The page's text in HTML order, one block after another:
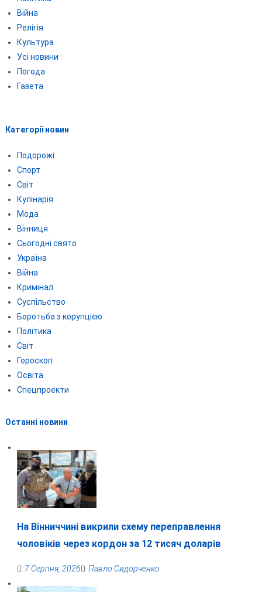
Війна
Релігія
Культура
Усі новини
Погода
Газета
Категорії новин
Подорожі
Спорт
Світ
Кулінарія
Мода
Вінниця
Сьогодні свято
Україна
Війна
Кримінал
Суспільство
Боротьба з корупцією
Політика
Світ
Гороскоп
Освіта
Спецпроекти
Останні новини
На Вінниччині викрили схему переправлення
чоловіків через кордон за 12 тисяч доларів
7 Серпня, 2026 Павло Сидорченко